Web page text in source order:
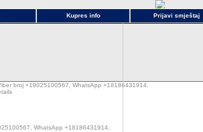
Kupres info Prijavi smještaj
broj +19025100567, WhatsApp +18186431914.
WhatsApp +18186431914.